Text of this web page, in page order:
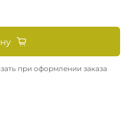
при оформлении заказа